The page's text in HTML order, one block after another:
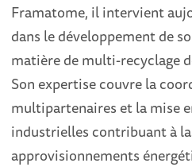
Framatome, il intervient
dans le développement de
matière de multi-recyclage
Son expertise couvre la
multipartenaires et la mise
industrielles contribuant à
approvisionnements